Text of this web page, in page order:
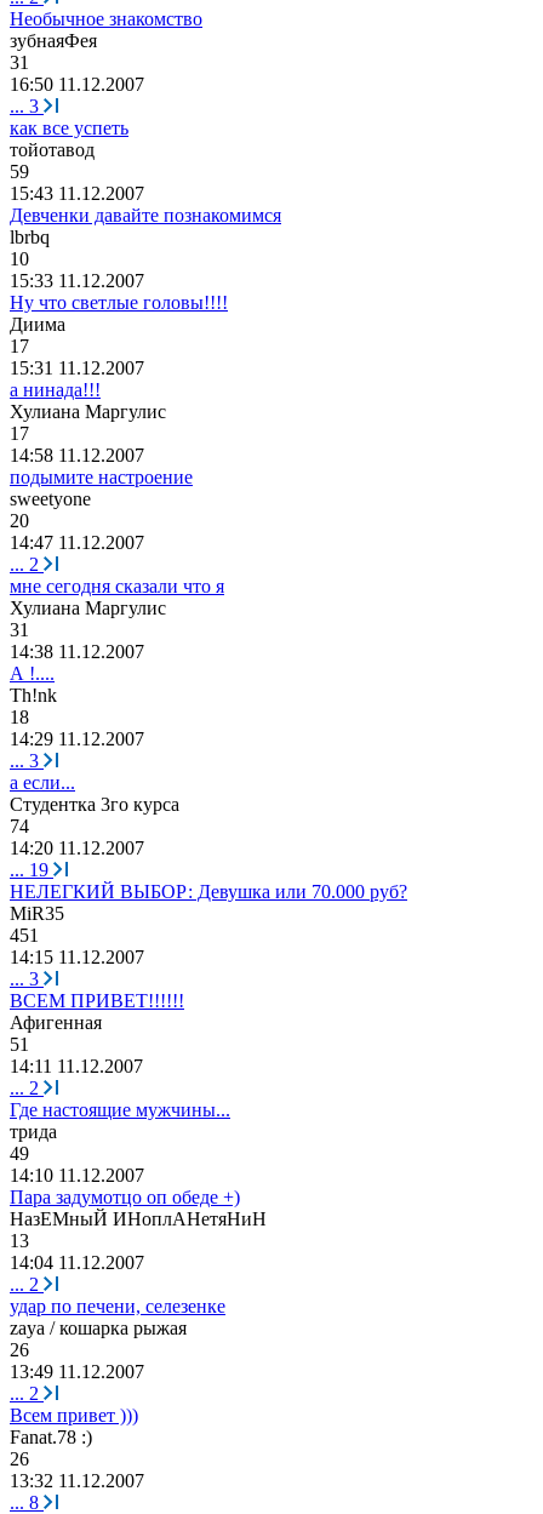
Необычное знакомство
зубнаяФея
31
16:50 11.12.2007
... 3
как все успеть
тойотавод
59
15:43 11.12.2007
Девченки давайте познакомимся
lbrbq
10
15:33 11.12.2007
Ну что светлые головы!!!!
Диима
17
15:31 11.12.2007
а нинада!!!
Хулиана Маргулис
17
14:58 11.12.2007
подымите настроение
sweetyone
20
14:47 11.12.2007
... 2
мне сегодня сказали что я
Хулиана Маргулис
31
14:38 11.12.2007
А !....
Th!nk
18
14:29 11.12.2007
... 3
а если...
Студентка 3го курса
74
14:20 11.12.2007
... 19
НЕЛЕГКИЙ ВЫБОР: Девушка или 70.000 руб?
MiR35
451
14:15 11.12.2007
... 3
ВСЕМ ПРИВЕТ!!!!!!
Афигенная
51
14:11 11.12.2007
... 2
Где настоящие мужчины...
трида
49
14:10 11.12.2007
Пара задумотцо оп обеде +)
HазEMныЙ ИHoплAHeтяHиH
13
14:04 11.12.2007
... 2
удар по печени, селезенке
zaya /кошарка рыжая
26
13:49 11.12.2007
... 2
Всем привет )))
Fanat.78 :)
26
13:32 11.12.2007
... 8